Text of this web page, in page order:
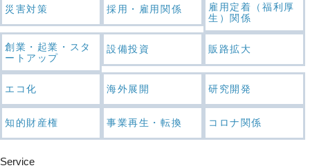
災害対策 採用・雇用関係
雇用定着（福利厚
生）関係
創業・起業・スタ
ートアップ
設備投資 販路拡大
エコ化 海外展開 研究開発
知的財産権 事業再生・転換 コロナ関係
Service